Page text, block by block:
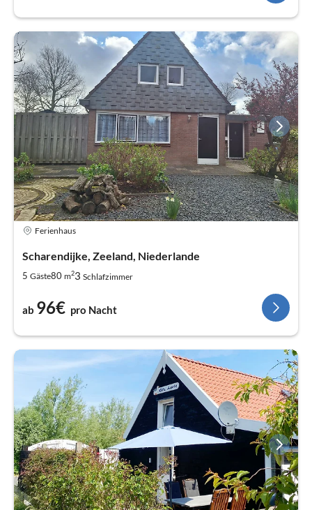
Ferienhaus
Scharendijke, Zeeland, Niederlande
5 Gäste80 m23 Schlafzimmer
ab 96€ pro Nacht